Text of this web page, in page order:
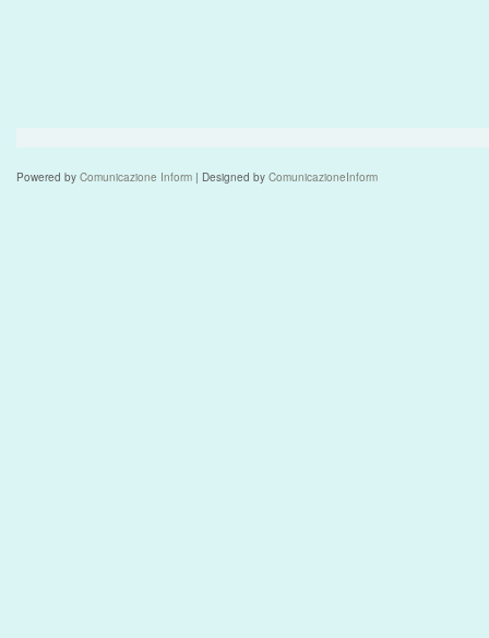
Powered by Comunicazione Inform | Designed by ComunicazioneInform